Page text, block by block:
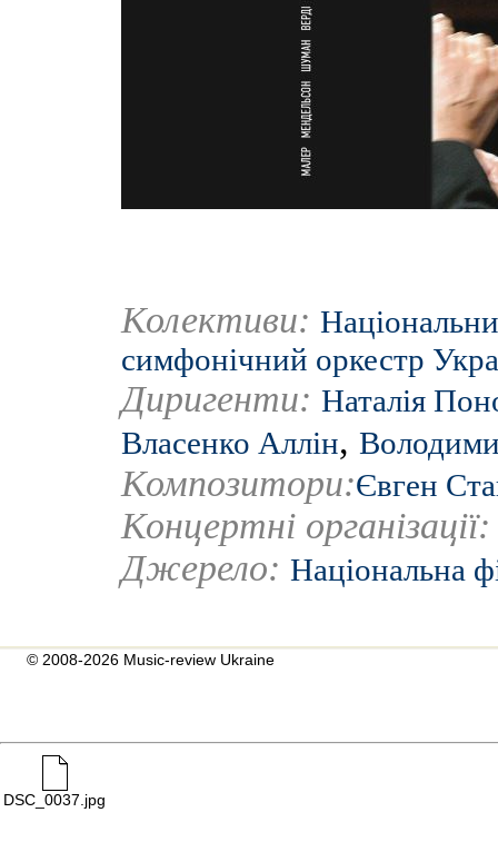
Колективи:
симфонічний оркестр
Диригенти: Наталія
Власенко Аллін,
Композитори:Євген
Концертні
Джерело: Національна
© 2008-2026 Music-review Ukraine
DSC_0037.jpg